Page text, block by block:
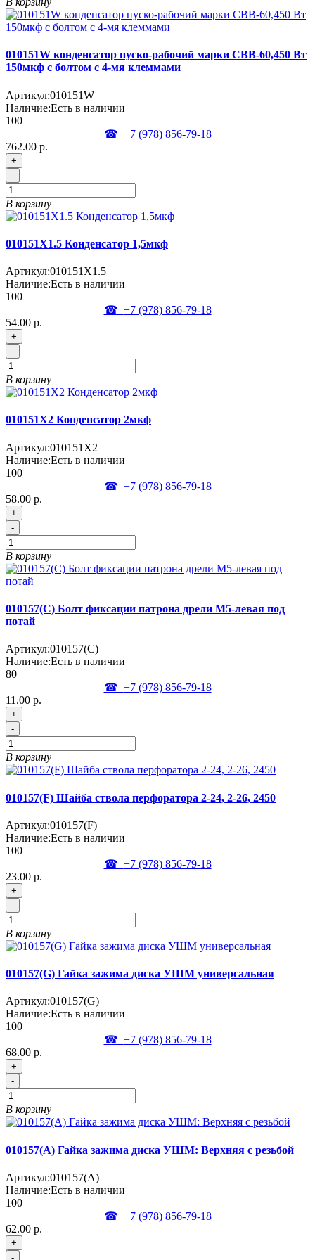
010151W конденсатор пуско-рабочий марки СВВ-60,450 Вт
150мкф с болтом с 4-мя клеммами
Артикул:010151W
Наличие:Есть в наличии
100
☎ +7 (978)856-79-18
762.00 р.
+
-
В корзину
010151X1.5 Конденсатор 1,5мкф
Артикул:010151X1.5
Наличие:Есть в наличии
100
☎ +7 (978)856-79-18
54.00 р.
+
-
В корзину
010151X2 Конденсатор 2мкф
Артикул:010151X2
Наличие:Есть в наличии
100
☎ +7 (978)856-79-18
58.00 р.
+
-
В корзину
010157(C) Болт фиксации патрона дрели М5-левая под
потай
Артикул:010157(C)
Наличие:Есть в наличии
80
☎ +7 (978)856-79-18
11.00 р.
+
-
В корзину
010157(F) Шайба ствола перфоратора 2-24, 2-26, 2450
Артикул:010157(F)
Наличие:Есть в наличии
100
☎ +7 (978)856-79-18
23.00 р.
+
-
В корзину
010157(G) Гайка зажима диска УШМ универсальная
Артикул:010157(G)
Наличие:Есть в наличии
100
☎ +7 (978)856-79-18
68.00 р.
+
-
В корзину
010157(А) Гайка зажима диска УШМ: Верхняя с резьбой
Артикул:010157(А)
Наличие:Есть в наличии
100
☎ +7 (978)856-79-18
62.00 р.
+
-